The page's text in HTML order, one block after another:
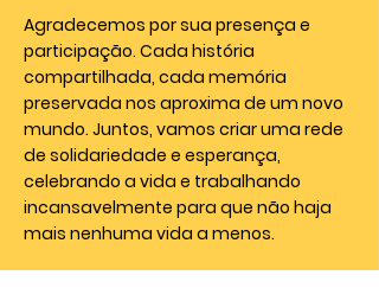
Agradecemos por sua presença e
participação. Cada história
compartilhada, cada memória
preservada nos aproxima de um novo
mundo. Juntos, vamos criar uma rede
de solidariedade e esperança,
celebrando a vida e trabalhando
incansavelmente para que não haja
mais nenhuma vida a menos.